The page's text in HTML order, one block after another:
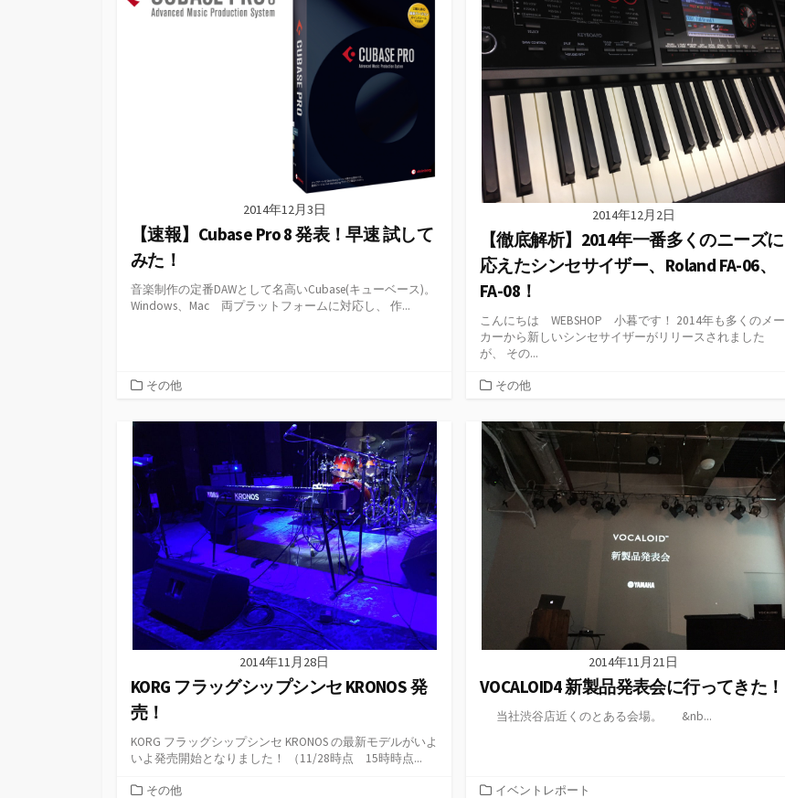
ー
ー
2014年12月3日
【速報】Cubase Pro 8 発表！早速 試して
みた！
音楽制作の定番DAWとして名高いCubase(キューベース)。
Windows、Mac 両プラットフォームに対応し、 作...
カ
ゴ
ー
その他
2014年12月2日
【徹底解析】2014年一番多くのニーズに
応えたシンセサイザー、Roland FA-06、
FA-08！
こんにちは WEBSHOP 小暮です！ 2014年も多くのメー
カーから新しいシンセサイザーがリリースされました
が、 その...
カ
ゴ
リ
ー
その他
2014年11月28日
KORG フラッグシップシンセ KRONOS 発
売！
KORG フラッグシップシンセ KRONOS の最新モデルがいよ
いよ発売開始となりました！ （11/28時点 15時時点...
カその他
2014年11月21日
VOCALOID4 新製品発表会に行ってきた！
当社渋谷店近くのとある会場。 &nb...
カイベントレポート